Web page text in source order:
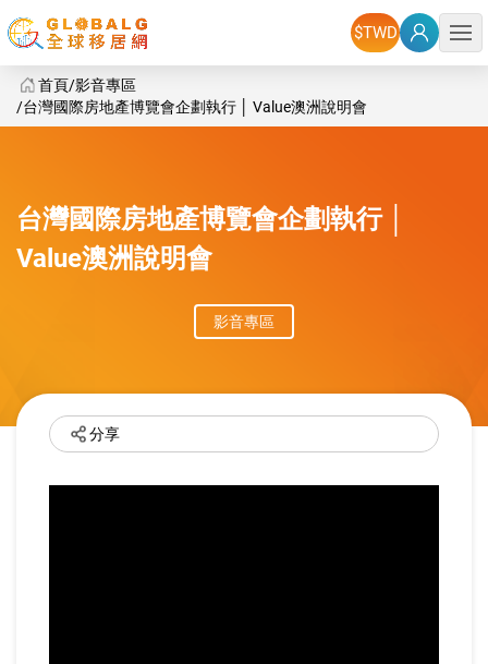
選單
首頁 影音專區
台灣國際房地產博覽會企劃執行 │ Value澳洲說明會
台灣國際房地產博覽會企劃執行 │
Value澳洲說明會
影音專區
分享